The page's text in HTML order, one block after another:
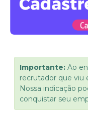
Importante: Ao
recrutador que viu
Nossa indicação
conquistar seu